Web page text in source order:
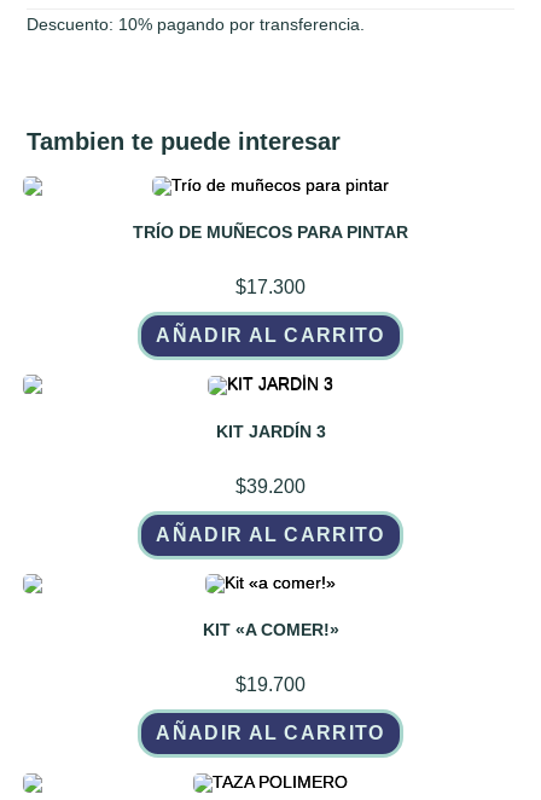
(solo
Descuento: 10% pagando por transferencia.
Tambien te puede interesar
TRÍO DE MUÑECOS PARA PINTAR
$17.300
AÑADIR AL CARRITO
KIT JARDÍN 3
$39.200
AÑADIR AL CARRITO
KIT «A COMER!»
$19.700
AÑADIR AL CARRITO